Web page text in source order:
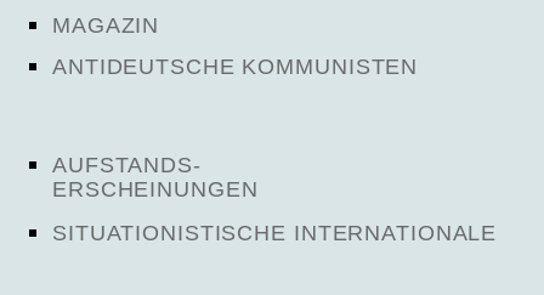
MAGAZIN
ANTIDEUTSCHE KOMMUNISTEN
AUFSTANDS-
ERSCHEINUNGEN
SITUATIONISTISCHE INTERNATIONALE